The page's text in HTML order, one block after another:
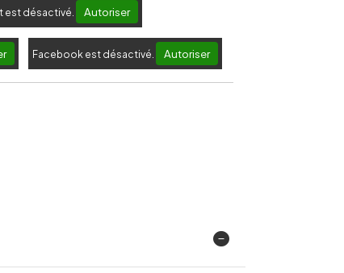
est désactivé. Autoriser
Facebook est désactivé. Autoriser